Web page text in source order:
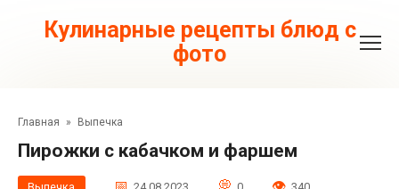
контентуКулинарные рецепты блюд с
фото
Главная » Выпечка
Пирожки с кабачком и фаршем